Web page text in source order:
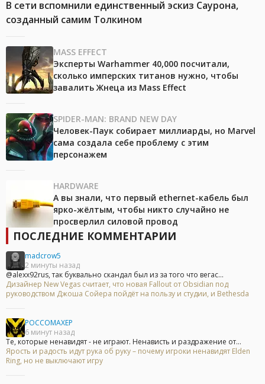
В сети вспомнили единственный эскиз Саурона,
созданный самим Толкином
MASS EFFECT
Эксперты Warhammer 40,000 посчитали,
сколько имперских титанов нужно, чтобы
завалить Жнеца из Mass Effect
SPIDER-MAN: BRAND NEW DAY
Человек-Паук собирает миллиарды, но Marvel
сама создала себе проблему с этим
персонажем
HARDWARE
А вы знали, что первый ethernet-кабель был
ярко-жёлтым, чтобы никто случайно не
просверлил силовой провод
ПОСЛЕДНИЕ КОММЕНТАРИИ
madcrow5
2 минуты назад
@alexx92rus, так буквально скандал был из за того что вегас...
Дизайнер New Vegas считает, что новая Fallout от Obsidian под
руководством Джоша Сойера пойдёт на пользу и студии, и Bethesda
POCCOMAXEP
6 минут назад
Те, которые ненавидят - не играют. Ненависть и раздражение от...
Ярость и радость идут рука об руку – почему игроки ненавидят Elden
Ring, но не выключают игру